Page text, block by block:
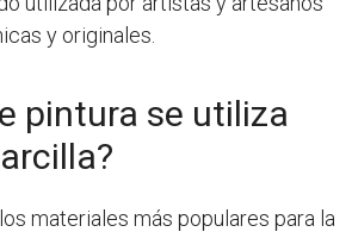
y originales.
pintura se utiliza
materiales más populares para la